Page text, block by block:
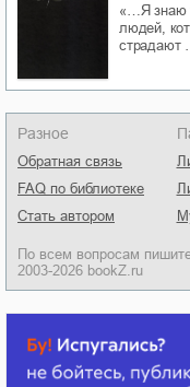
«…Я знаю
людей,
страдают …
Разное
Обратная связь
FAQ по библиотеке
Стать автором
По всем вопросам
2003-2026 bookZ.ru